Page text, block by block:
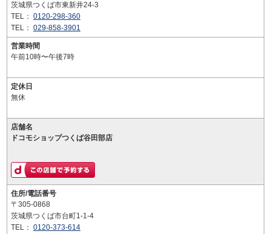
茨城県つくば市東新井24-3
TEL： 0120-298-360
TEL： 029-858-3901
営業時間
午前10時〜午後7時
定休日
無休
店舗名
ドコモショップつくば谷田部店
住所/電話番号
〒305-0868
茨城県つくば市台町1-1-4
TEL： 0120-373-614